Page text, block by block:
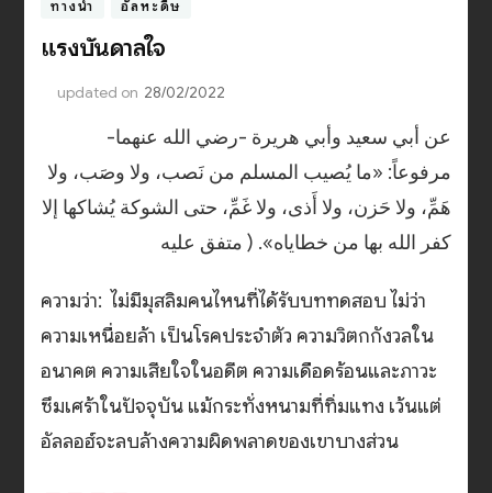
ทางนำ อัลหะดีษ
แรงบันดาลใจ
updated on 28/02/2022
عن أبي سعيد وأبي هريرة -رضي الله عنهما-
مرفوعاً: «ما يُصيب المسلم من نَصب، ولا وصَب، ولا
هَمِّ، ولا حَزن، ولا أَذى، ولا غَمِّ، حتى الشوكة يُشاكها إلا
كفر الله بها من خطاياه». ( متفق عليه
ความว่า: ไม่มีมุสลิมคนไหนที่ได้รับบททดสอบ ไม่ว่า
ความเหนื่อยล้า เป็นโรคประจำตัว ความวิตกกังวลใน
อนาคต ความเสียใจในอดีต ความเดือดร้อนและภาวะ
ซึมเศร้าในปัจจุบัน แม้กระทั่งหนามที่ทิ่มแทง เว้นแต่
อัลลอฮ์จะลบล้างความผิดพลาดของเขาบางส่วน